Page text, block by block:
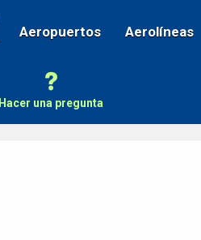
Aeropuertos Aerolíneas
Hacer una pregunta